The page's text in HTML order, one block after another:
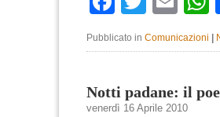
Pubblicato in Comunicazioni
Notti padane: il
venerdì 16 Aprile 2010